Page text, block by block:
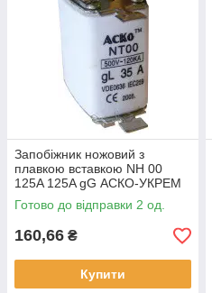
Запобіжник ножовий з
плавкою вставкою NH 00
125A 125A gG АСКО-УКРЕМ
Готово до відправки 2 од.
160,66 ₴
Купити